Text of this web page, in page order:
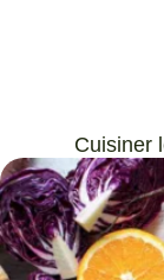
Cuisiner